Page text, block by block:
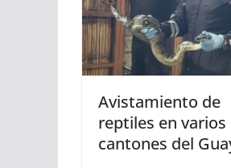
Avistamiento de
reptiles en varios
cantones del